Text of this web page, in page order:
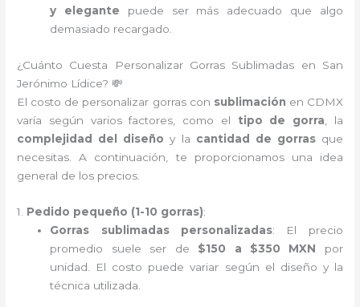
y elegante puede ser más adecuado que algo
demasiado recargado.
¿Cuánto Cuesta Personalizar Gorras Sublimadas en San
Jerónimo Lídice? 💸
El costo de personalizar gorras con sublimación en CDMX
varía según varios factores, como el tipo de gorra , la
complejidad del diseño y la cantidad de gorrasque
necesitas. A continuación, te proporcionamos una idea
general de los precios.
1. Pedido pequeño (1-10 gorras):
Gorras sublimadas personalizadas: El precio
promedio suele ser de $150 a $350 MXN por
unidad. El costo puede variar según el diseño y la
técnica utilizada.